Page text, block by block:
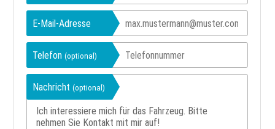
E-Mail-Adresse
Telefon(optional)
Nachricht(optional)